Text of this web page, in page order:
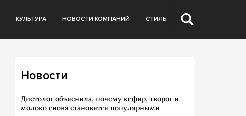
КУЛЬТУРА НОВОСТИ КОМПАНИЙ СТИЛЬ
Новости
Диетолог объяснила, почему кефир, творог и
молоко снова становятся популярными